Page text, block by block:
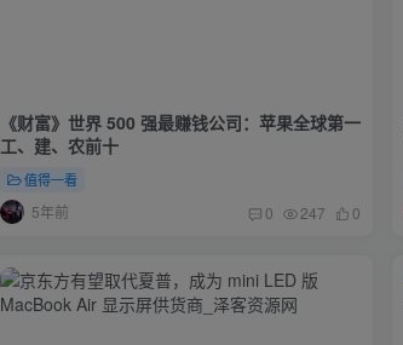
《财富》世界 500 强最赚钱公司：苹果全球第一
工、建、农前十
值得一看
5年前 0 247 0